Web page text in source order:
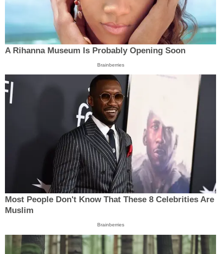
A Rihanna Museum Is Probably Opening Soon
Brainberries
Most People Don't Know That These 8 Celebrities Are
Muslim
Brainberries